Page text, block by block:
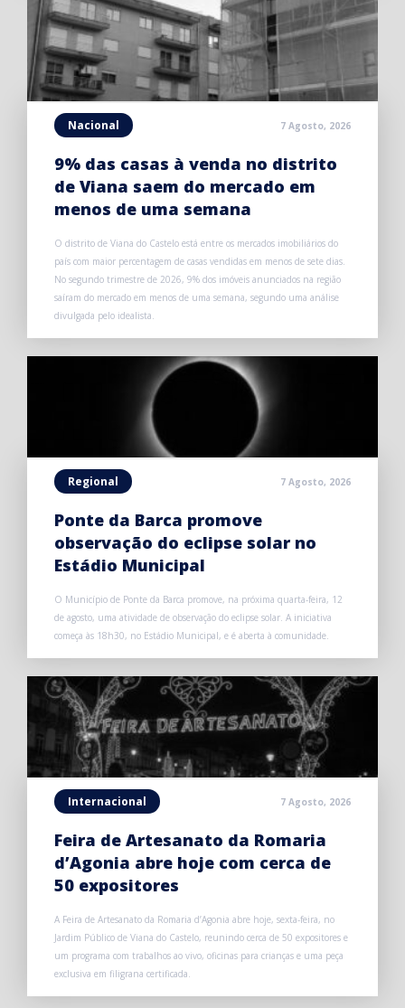
Nacional 7 Agosto, 2026
9% das casas à venda no distrito
de Viana saem do mercado em
menos de uma semana
O distrito de Viana do Castelo está entre os mercados imobiliários do
país com maior percentagem de casas vendidas em menos de sete dias.
No segundo trimestre de 2026, 9% dos imóveis anunciados na região
saíram do mercado em menos de uma semana, segundo uma análise
divulgada pelo idealista.
Regional 7 Agosto, 2026
Ponte da Barca promove
observação do eclipse solar no
Estádio Municipal
O Município de Ponte da Barca promove, na próxima quarta-feira, 12
de agosto, uma atividade de observação do eclipse solar. A iniciativa
começa às 18h30, no Estádio Municipal, e é aberta à comunidade.
Internacional 7 Agosto, 2026
Feira de Artesanato da Romaria
d’Agonia abre hoje com cerca de
50 expositores
A Feira de Artesanato da Romaria d’Agonia abre hoje, sexta-feira, no
Jardim Público de Viana do Castelo, reunindo cerca de 50 expositores e
um programa com trabalhos ao vivo, oficinas para crianças e uma peça
exclusiva em filigrana certificada.